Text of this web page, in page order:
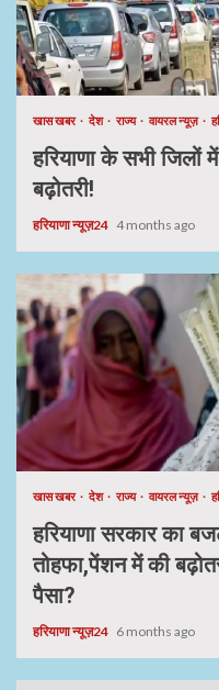
खास खबर देश राज्य वायरल न्यूज़
हरियाणा के सभी जिलों
बढ़ोतरी!
हरियाणा न्यूज़24 4 months ago
खास खबर देश राज्य वायरल न्यूज़
हरियाणा सरकार का
तोहफा,पेंशन में की
पैसा?
हरियाणा न्यूज़24 6 months ago